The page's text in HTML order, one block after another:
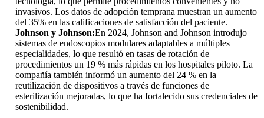
invasivos. Los datos de adopción temprana muestran un aumento
del 35% en las calificaciones de satisfacción del paciente.
Johnson y Johnson:En 2024, Johnson and Johnson introdujo
sistemas de endoscopios modulares adaptables a múltiples
especialidades, lo que resultó en tasas de rotación de
procedimientos un 19 % más rápidas en los hospitales piloto. La
compañía también informó un aumento del 24 % en la
reutilización de dispositivos a través de funciones de
esterilización mejoradas, lo que ha fortalecido sus credenciales de
sostenibilidad.